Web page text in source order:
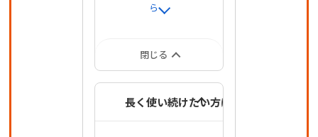
ら
閉じる
長く使い続けたい方は